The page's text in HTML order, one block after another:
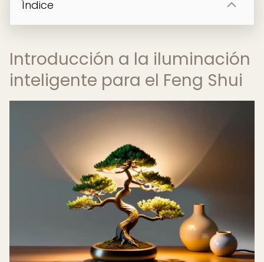
Índice
Introducción a la iluminación
inteligente para el Feng Shui